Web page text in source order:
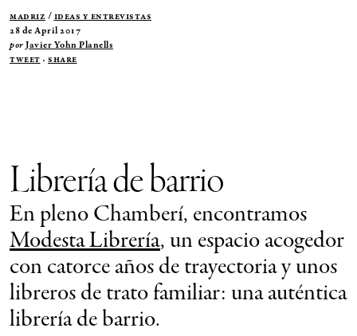
Madriz /Ideas y Entrevistas
28 de April 2017
porJavier Yohn Planells
Tweet · Share
Librería de barrio
En pleno Chamberí, encontramos
Modesta Librería, un espacio acogedor
con catorce años de trayectoria y unos
libreros de trato familiar: una auténtica
librería de barrio.